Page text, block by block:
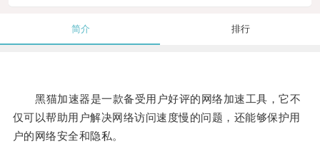
简介 排行
黑猫加速器是一款备受用户好评的网络加速工具，它不
仅可以帮助用户解决网络访问速度慢的问题，还能够保护用
户的网络安全和隐私。